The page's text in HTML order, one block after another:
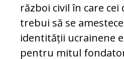
război civil în care
trebui să se
identității ucrainene
pentru mitul